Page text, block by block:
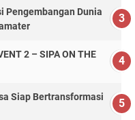
Pengembangan Dunia
2 – SIPA ON THE
Siap Bertransformasi